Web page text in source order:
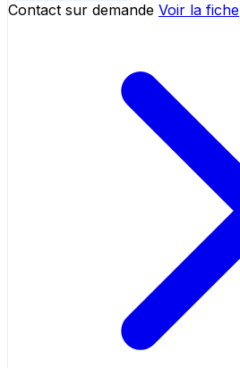
Contact sur demande Voir la fiche